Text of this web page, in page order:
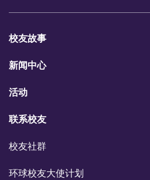
校友故事
新闻中心
活动
联系校友
校友社群
环球校友大使计划